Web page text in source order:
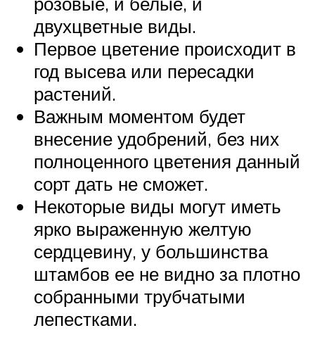
двухцветные виды.
Первое цветение происходит в
год высева или пересадки
растений.
Важным моментом будет
внесение удобрений, без них
полноценного цветения данный
сорт дать не сможет.
Некоторые виды могут иметь
ярко выраженную желтую
сердцевину, у большинства
штамбов ее не видно за плотно
собранными трубчатыми
лепестками.